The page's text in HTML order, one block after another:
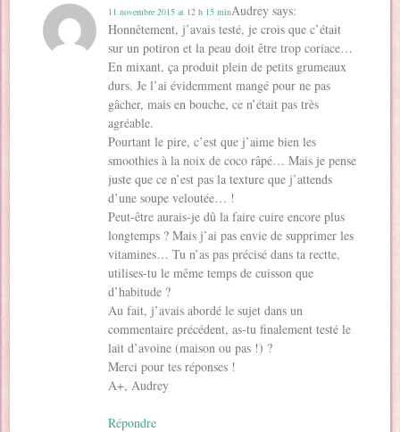
Audrey says:
11 novembre 2015 at 12 h 15 min
Honnêtement, j’avais testé, je crois que c’était
sur un potiron et la peau doit être trop coriace…
En mixant, ça produit plein de petits grumeaux
durs. Je l’ai évidemment mangé pour ne pas
gâcher, mais en bouche, ce n’était pas très
agréable.
Pourtant le pire, c’est que j’aime bien les
smoothies à la noix de coco râpé… Mais je pense
juste que ce n’est pas la texture que j’attends
d’une soupe veloutée… !
Peut-être aurais-je dû la faire cuire encore plus
longtemps ? Mais j’ai pas envie de supprimer les
vitamines… Tu n’as pas précisé dans ta rectte,
utilises-tu le même temps de cuisson que
d’habitude ?
Au fait, j’avais abordé le sujet dans un
commentaire précédent, as-tu finalement testé le
lait d’avoine (maison ou pas !) ?
Merci pour tes réponses !
A+, Audrey
Répondre